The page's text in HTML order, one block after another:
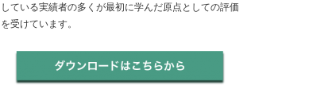
している実績者の多くが最初に学んだ原点としての評価
を受けています。